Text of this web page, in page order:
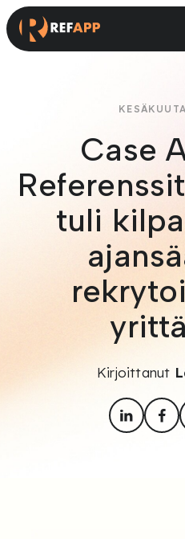
Case
tuli
Kirjoittanut